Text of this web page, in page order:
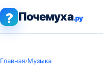
? Почемуха.ру
Главная›Музыка